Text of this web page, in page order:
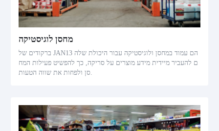
מחסן לוגיסטיקה
ברקודים של JAN13 הם עמוד במחסן ולוגיסטיקה עבור היכולת שלה
ם להעביר מיידית מידע מוצרים על סריקה, כך להפשיט פעילות המח
סן ולפחות את שווה הטעות.